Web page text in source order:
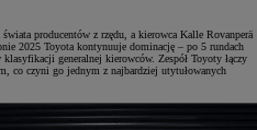
producentów z rzędu, a kierowca Kalle Rovanperä
2025 Toyota kontynuuje dominację – po 5 rundach
generalnej kierowców. Zespół Toyoty łączy
co czyni go jednym z najbardziej utytułowanych